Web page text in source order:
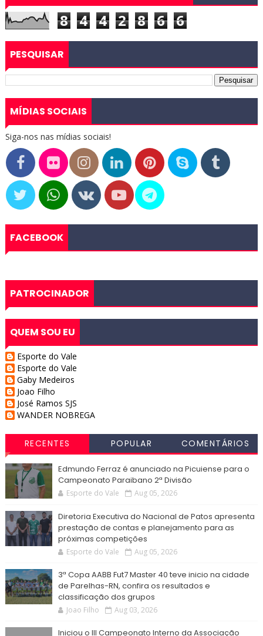
8 4 4 2 8 6 6
PESQUISAR
MÍDIAS SOCIAIS
Siga-nos nas mídias sociais!
FACEBOOK
PATROCINADOR
QUEM SOU EU
Esporte do Vale
Esporte do Vale
Gaby Medeiros
Joao Filho
José Ramos SJS
WANDER NOBREGA
RECENTES POPULAR COMENTÁRIOS
Edmundo Ferraz é anunciado na Picuiense para o
Campeonato Paraibano 2ª Divisão
Esporte do Vale Aug 05, 2026
Diretoria Executiva do Nacional de Patos apresenta
prestação de contas e planejamento para as
próximas competições
Esporte do Vale Aug 05, 2026
3ª Copa AABB Fut7 Master 40 teve inicio na cidade
de Parelhas-RN, confira os resultados e
classificação dos grupos
Joao Filho Aug 03, 2026
Iniciou o III Campeonato Interno da Associação